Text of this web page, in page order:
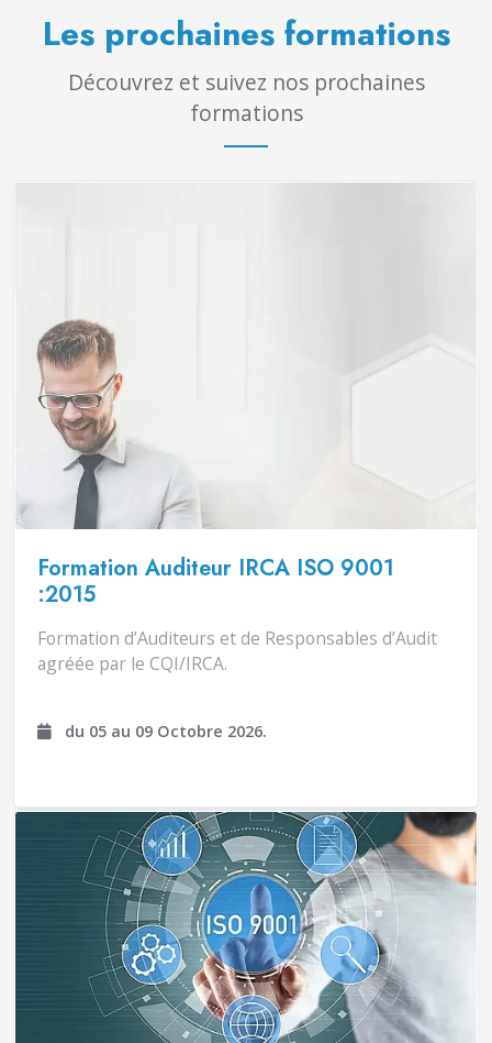
Les prochaines formations
Découvrez et suivez nos prochaines
formations
Formation Auditeur IRCA ISO 9001
:2015
Formation d’Auditeurs et de Responsables d’Audit
agréée par le CQI/IRCA.
du 05 au 09 Octobre 2026.